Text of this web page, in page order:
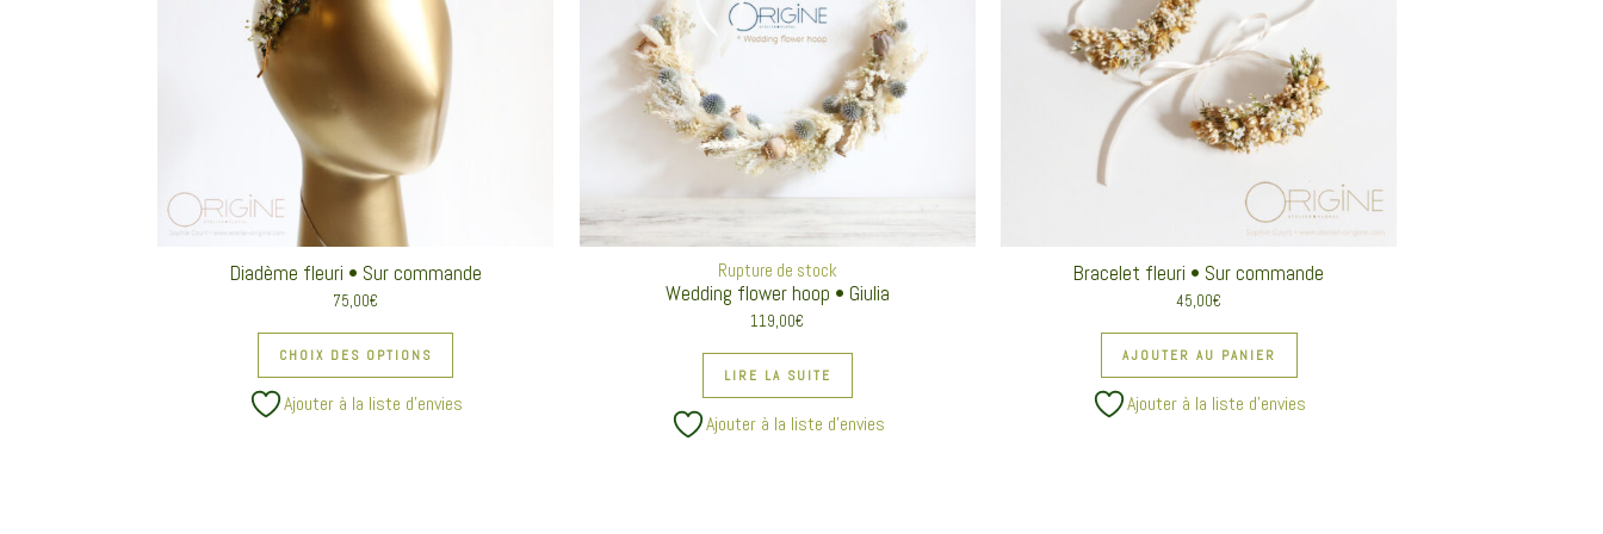
Diadème fleuri • Sur commande
75,00€
CHOIX DES OPTIONS
Ce produit a plusieurs variations. Les options peuvent être choisies sur la page du produit
Ajouter à la liste d’envies
Rupture de stock
Wedding flower hoop • Giulia
119,00€
LIRE LA SUITE
Ajouter à la liste d’envies
Bracelet fleuri • Sur commande
45,00€
AJOUTER AU PANIER
Ajouter à la liste d’envies